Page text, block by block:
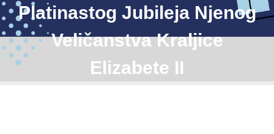
Platinastog Jubileja Njenog
Veličanstva Kraljice
Elizabete II